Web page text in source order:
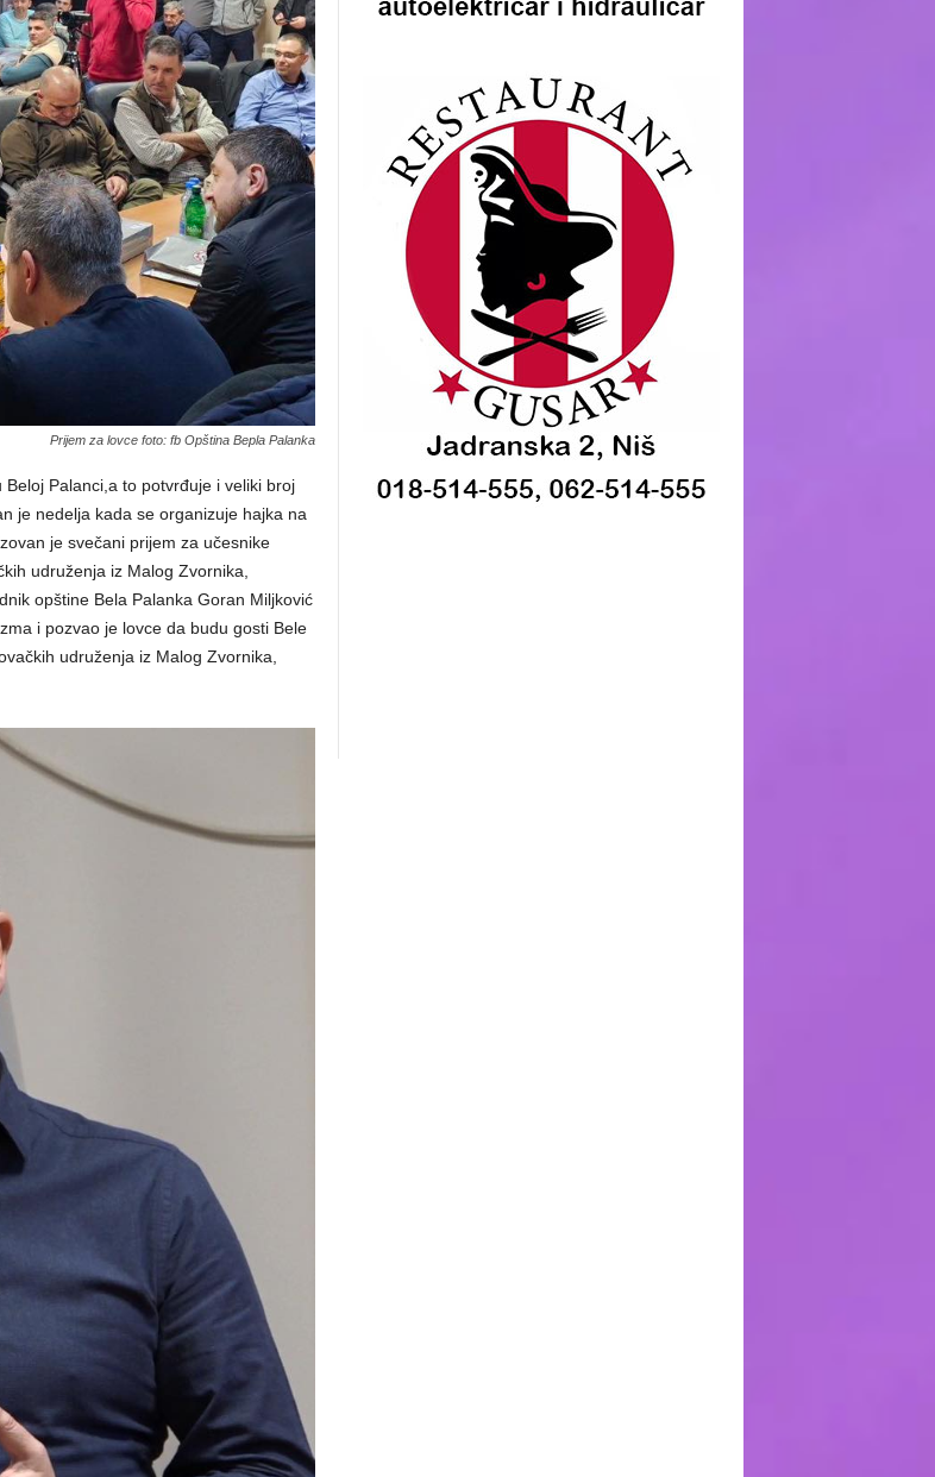
Prijem za lovce foto: fb Opština Bepla Palanka
Palanci,a to potvrđuje i veliki broj
je nedelja kada se organizuje hajka na
je svečani prijem za učesnike
udruženja iz Malog Zvornika,
opštine Bela Palanka Goran Miljković
i pozvao je lovce da budu gosti Bele
udruženja iz Malog Zvornika,